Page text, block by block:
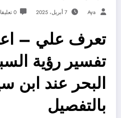
Aya 7 أبريل، 2025 0 تعليقات
تعرف علي –
تفسير رؤية
البحر عند ابن
بالتفصيل